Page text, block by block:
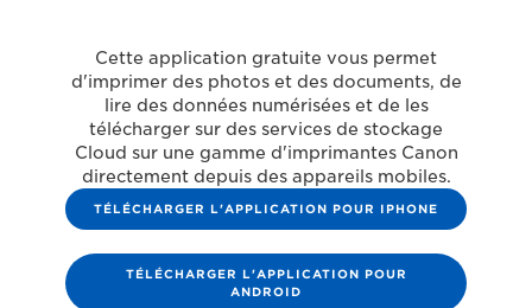
Cette application gratuite vous permet
d'imprimer des photos et des documents, de
lire des données numérisées et de les
télécharger sur des services de stockage
Cloud sur une gamme d'imprimantes Canon
directement depuis des appareils mobiles.
TÉLÉCHARGER L'APPLICATION POUR IPHONE
TÉLÉCHARGER L'APPLICATION POUR
ANDROID